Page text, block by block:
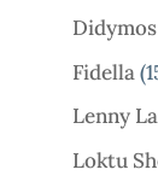
Didymos
Fidella
Lenny
Loktu